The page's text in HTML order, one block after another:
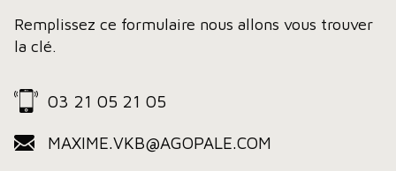
Remplissez ce formulaire nous allons vous trouver
la clé.
03 21 05 21 05
MAXIME.VKB@AGOPALE.COM